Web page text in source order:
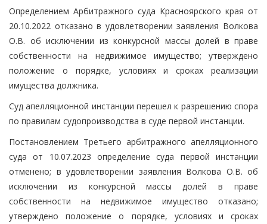
Определением Арбитражного суда Красноярского края от
20.10.2022 отказано в удовлетворении заявления Волкова
О.В. об исключении из конкурсной массы долей в праве
собственности на недвижимое имущество; утверждено
положение о порядке, условиях и сроках реализации
имущества должника.
Суд апелляционной инстанции перешел к разрешению спора
по правилам судопроизводства в суде первой инстанции.
Постановлением Третьего арбитражного апелляционного
суда от 10.07.2023 определение суда первой инстанции
отменено; в удовлетворении заявления Волкова О.В. об
исключении из конкурсной массы долей в праве
собственности на недвижимое имущество отказано;
утверждено положение о порядке, условиях и сроках